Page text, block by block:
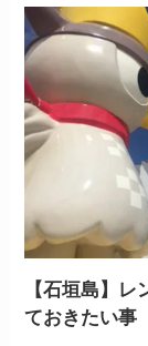
【石垣島】
ておきたい事